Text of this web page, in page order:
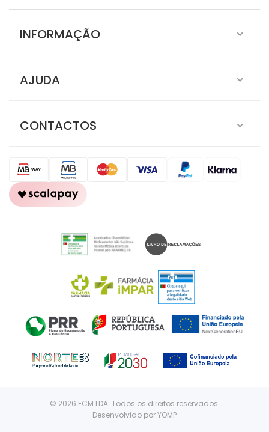
INFORMAÇÃO
AJUDA
CONTACTOS
© 2026 FCM LDA. Todos os direitos reservados.
Desenvolvido porYOMP